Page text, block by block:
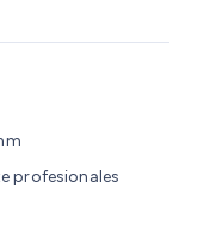
profesionales